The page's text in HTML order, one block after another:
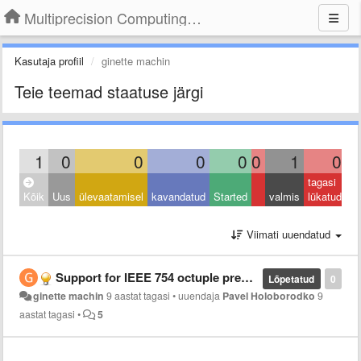
Multiprecision Computing Toolbox for MATLAB
Kasutaja profiil ginette machin
Teie teemad staatuse järgi
1 0 0 0 0 0 1 0
Kõik Uus ülevaatamisel kavandatud Started valmis
tagasi
lükatud
Viimati uuendatud
0
Lõpetatud
Support for IEEE 754 octuple precision
ginette machin 9 aastat tagasi •uuendaja Pavel Holoborodko 9
aastat tagasi • 5